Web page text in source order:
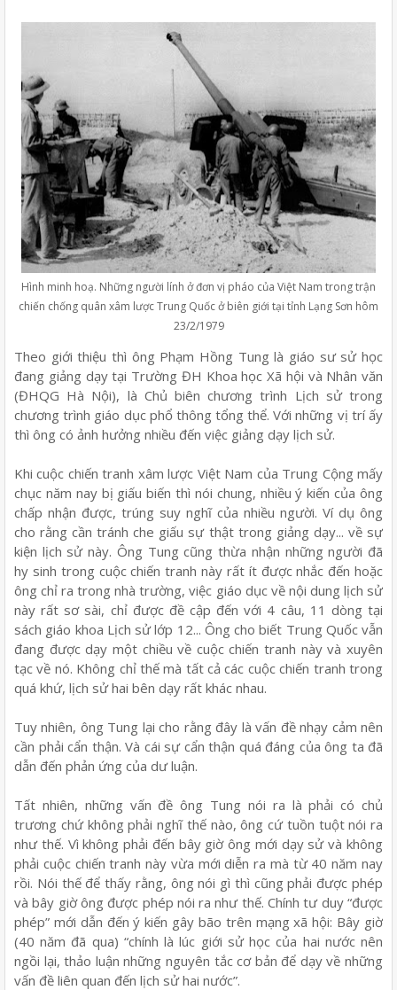
Hình minh hoạ. Những người lính ở đơn vị pháo của Việt Nam trong trận
chiến chống quân xâm lược Trung Quốc ở biên giới tại tỉnh Lạng Sơn hôm
23/2/1979
Theo giới thiệu thì ông Phạm Hồng Tung là giáo sư sử học
đang giảng dạy tại Trường ĐH Khoa học Xã hội và Nhân văn
(ĐHQG Hà Nội), là Chủ biên chương trình Lịch sử trong
chương trình giáo dục phổ thông tổng thể. Với những vị trí ấy
thì ông có ảnh hưởng nhiều đến việc giảng dạy lịch sử.
Khi cuộc chiến tranh xâm lược Việt Nam của Trung Cộng mấy
chục năm nay bị giấu biến thì nói chung, nhiều ý kiến của ông
chấp nhận được, trúng suy nghĩ của nhiều người. Ví dụ ông
cho rằng cần tránh che giấu sự thật trong giảng dạy... về sự
kiện lịch sử này. Ông Tung cũng thừa nhận những người đã
hy sinh trong cuộc chiến tranh này rất ít được nhắc đến hoặc
ông chỉ ra trong nhà trường, việc giáo dục về nội dung lịch sử
này rất sơ sài, chỉ được đề cập đến với 4 câu, 11 dòng tại
sách giáo khoa Lịch sử lớp 12... Ông cho biết Trung Quốc vẫn
đang được dạy một chiều về cuộc chiến tranh này và xuyên
tạc về nó. Không chỉ thế mà tất cả các cuộc chiến tranh trong
quá khứ, lịch sử hai bên dạy rất khác nhau.
Tuy nhiên, ông Tung lại cho rằng đây là vấn đề nhạy cảm nên
cần phải cẩn thận. Và cái sự cẩn thận quá đáng của ông ta đã
dẫn đến phản ứng của dư luận.
Tất nhiên, những vấn đề ông Tung nói ra là phải có chủ
trương chứ không phải nghĩ thế nào, ông cứ tuồn tuột nói ra
như thế. Vì không phải đến bây giờ ông mới dạy sử và không
phải cuộc chiến tranh này vừa mới diễn ra mà từ 40 năm nay
rồi. Nói thế để thấy rằng, ông nói gì thì cũng phải được phép
và bây giờ ông được phép nói ra như thế. Chính tư duy “được
phép” mới dẫn đến ý kiến gây bão trên mạng xã hội: Bây giờ
(40 năm đã qua) “chính là lúc giới sử học của hai nước nên
ngồi lại, thảo luận những nguyên tắc cơ bản để dạy về những
vấn đề liên quan đến lịch sử hai nước”.